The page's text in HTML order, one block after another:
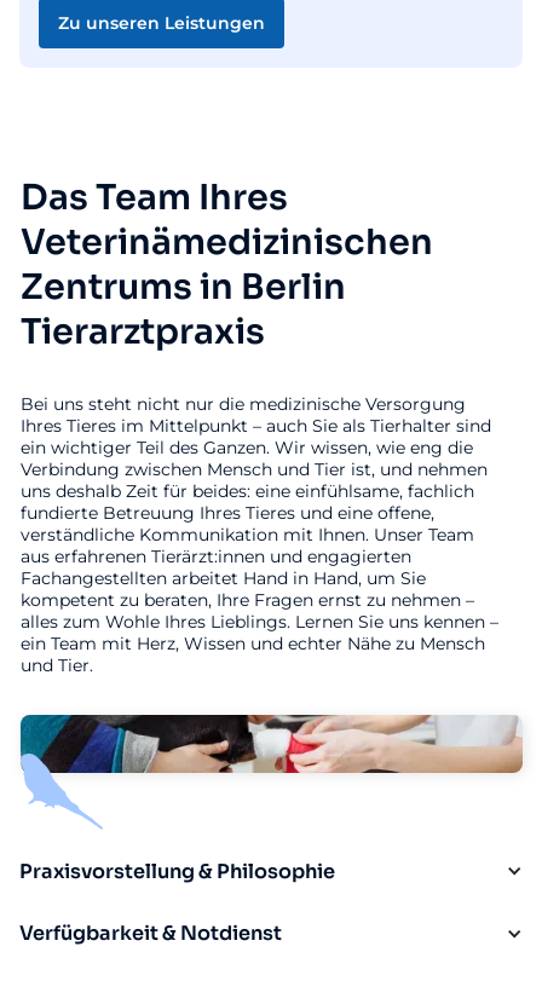
Zu unseren Leistungen
Das Team Ihres
Veterinämedizinischen
Zentrums in Berlin
Tierarztpraxis
Bei uns steht nicht nur die medizinische Versorgung
Ihres Tieres im Mittelpunkt – auch Sie als Tierhalter sind
ein wichtiger Teil des Ganzen. Wir wissen, wie eng die
Verbindung zwischen Mensch und Tier ist, und nehmen
uns deshalb Zeit für beides: eine einfühlsame, fachlich
fundierte Betreuung Ihres Tieres und eine offene,
verständliche Kommunikation mit Ihnen. Unser Team
aus erfahrenen Tierärzt:innen und engagierten
Fachangestellten arbeitet Hand in Hand, um Sie
kompetent zu beraten, Ihre Fragen ernst zu nehmen –
alles zum Wohle Ihres Lieblings. Lernen Sie uns kennen –
ein Team mit Herz, Wissen und echter Nähe zu Mensch
und Tier.
Praxisvorstellung & Philosophie
Verfügbarkeit & Notdienst